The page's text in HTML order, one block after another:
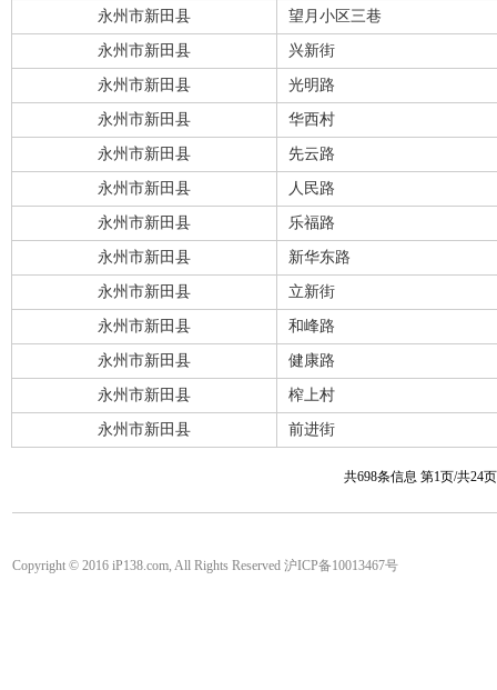
永州市新田县 望月小区三巷
永州市新田县 兴新街
永州市新田县 光明路
永州市新田县 华西村
永州市新田县 先云路
永州市新田县 人民路
永州市新田县 乐福路
永州市新田县 新华东路
永州市新田县 立新街
永州市新田县 和峰路
永州市新田县 健康路
永州市新田县 榨上村
永州市新田县 前进街
共698条信息 第1页/共24
Copyright © 2016 iP138.com, All Rights Reserved 沪ICP备10013467号